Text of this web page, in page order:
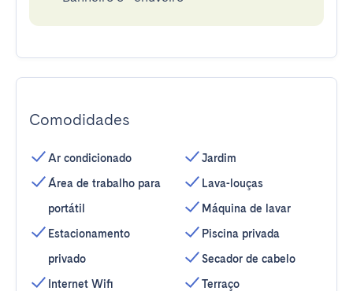
Comodidades
Ar condicionado
Área de trabalho para
portátil
Estacionamento
privado
Internet Wifi
Jardim
Lava-louças
Máquina de lavar
Piscina privada
Secador de cabelo
Terraço